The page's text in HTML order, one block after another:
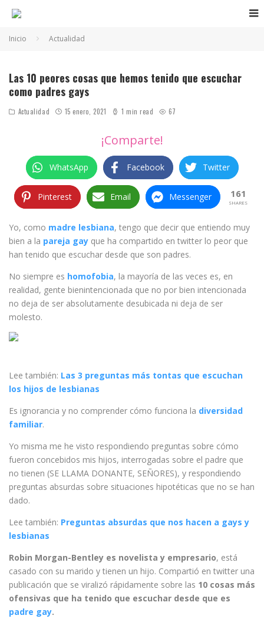
Inicio Actualidad
Las 10 peores cosas que hemos tenido que escuchar
como padres gays
Actualidad 15 enero, 2021 1 min read 67
¡Comparte!
WhatsApp Facebook Twitter
Pinterest Email Messenger 161
SHARES
Yo, como madre lesbiana, tengo que decir que entiendo muy
bien a la pareja gay que ha compartido en twitter lo peor que
han tenido que escuchar desde que son padres.
No siempre es homofobia, la mayoría de las veces es, en
realidad, gente bienintencionada que no por bien intencionada
no deja de ser absolutamente desubicada ni deja de ser
molesto.
Lee también: Las 3 preguntas más tontas que escuchan
los hijos de lesbianas
Es ignorancia y no comprender cómo funciona la diversidad
familiar.
Yo misma me he visto respondiendo preguntas sobre cómo
fueron concebidos mis hijos, interrogadas sobre el padre que
no tienen (SE LLAMA DONANTE, SEÑORES), y respondiendo
preguntas absurdas sobre situaciones hipotéticas que no se han
dado.
Lee también: Preguntas absurdas que nos hacen a gays y
lesbianas
Robin Morgan-Bentley es novelista y empresario, está
casado con su marido y tienen un hijo. Compartió en twitter una
publicación que se viralizó rápidamente sobre las 10 cosas más
ofensivas que ha tenido que escuchar desde que es
padre gay.